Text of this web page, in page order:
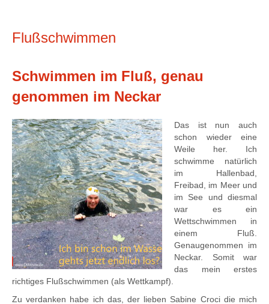
Flußschwimmen
Schwimmen im Fluß, genau
genommen im Neckar
Das ist nun auch
schon wieder eine
Weile her. Ich
schwimme natürlich
im Hallenbad,
Freibad, im Meer und
im See und diesmal
war es ein
Wettschwimmen in
einem Fluß.
Genaugenommen im
Neckar. Somit war
das mein erstes
richtiges Flußschwimmen (als Wettkampf).
Zu verdanken habe ich das, der lieben Sabine Croci die mich